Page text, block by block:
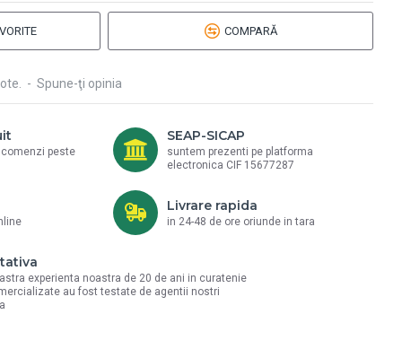
- Spune-ţi opinia
COMPARĂ
peste
SEAP-SICAP
suntem prezenti pe platforma
electronica CIF 15677287
Livrare rapida
in 24-48 de ore oriunde in tara
experienta noastra de 20 de ani in curatenie
au fost testate de agentii nostri